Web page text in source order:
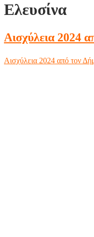
Ελευσίνα
Αισχύλεια 2024
Αισχύλεια 2024 από τον